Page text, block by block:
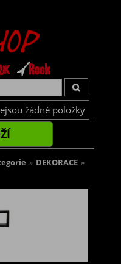
žádné položky
» DEKORACE »